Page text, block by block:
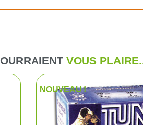
Jumelles de
Télémètres
Télescopes
VOUS
NOUVEAU !